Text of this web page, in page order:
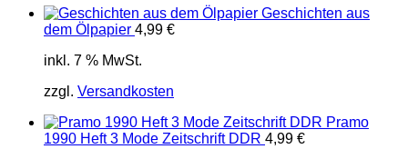
Geschichten aus
dem Ölpapier 4,99 €
inkl. 7 % MwSt.
zzgl. Versandkosten
Pramo
1990 Heft 3 Mode Zeitschrift DDR 4,99 €